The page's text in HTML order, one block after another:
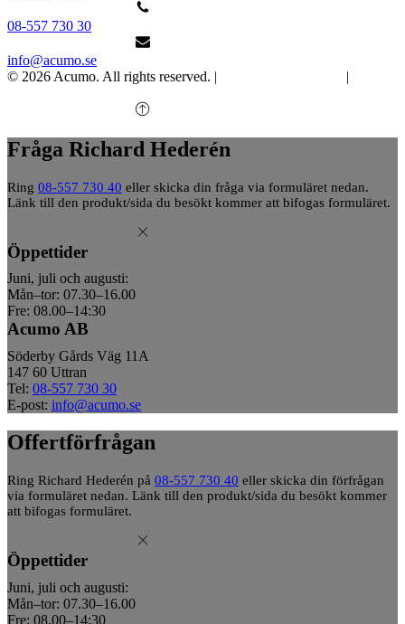
08-557 730 30
info@acumo.se
© 2026 Acumo. All rights reserved. |
|
Fråga Richard Hederén
Ring 08-557 730 40 eller skicka din fråga via formuläret nedan.
Länk till den produkt/sida du besökt kommer att bifogas formuläret.
Öppettider
Juni, juli och augusti:
Mån–tor: 07.30–16.00
Fre: 08.00–14:30
Acumo AB
Söderby Gårds Väg 11A
147 60 Uttran
Tel: 08-557 730 30
E-post: info@acumo.se
Offertförfrågan
Ring Richard Hederén på 08-557 730 40 eller skicka din förfrågan
via formuläret nedan. Länk till den produkt/sida du besökt kommer
att bifogas formuläret.
Öppettider
Juni, juli och augusti:
Mån–tor: 07.30–16.00
Fre: 08.00–14:30